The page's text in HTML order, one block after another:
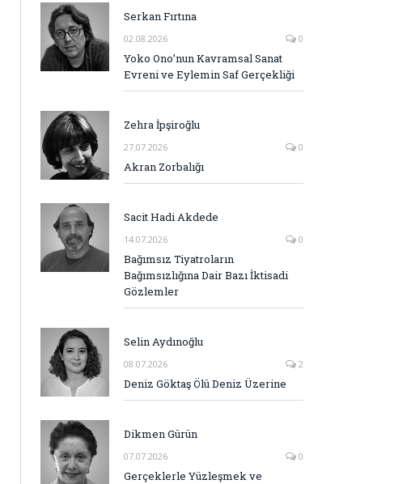
Serkan Fırtına
02.08.2026 0
Yoko Ono’nun Kavramsal Sanat
Evreni ve Eylemin Saf Gerçekliği
Zehra İpşiroğlu
27.07.2026 0
Akran Zorbalığı
Sacit Hadi Akdede
14.07.2026 0
Bağımsız Tiyatroların
Bağımsızlığına Dair Bazı İktisadi
Gözlemler
Selin Aydınoğlu
08.07.2026 2
Deniz Göktaş Ölü Deniz Üzerine
Dikmen Gürün
07.07.2026 0
Gerçeklerle Yüzleşmek ve